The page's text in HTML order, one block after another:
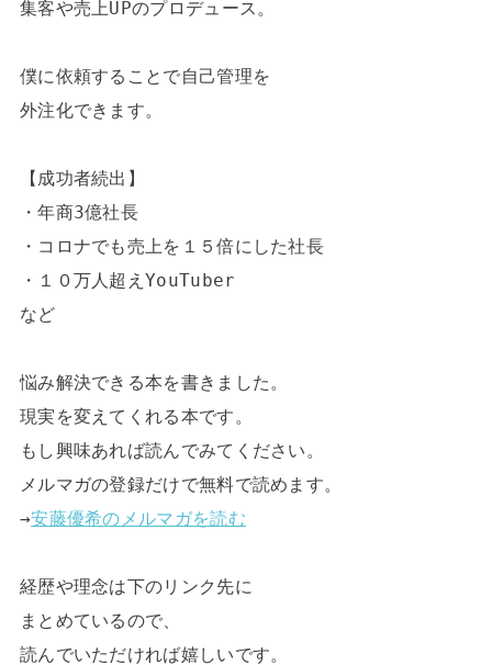
集客や売上UPのプロデュース。
僕に依頼することで自己管理を
外注化できます。
【成功者続出】
・年商3億社長
・コロナでも売上を１５倍にした社長
・１０万人超えYouTuber
など
悩み解決できる本を書きました。
現実を変えてくれる本です。
もし興味あれば読んでみてください。
メルマガの登録だけで無料で読めます。
→安藤優希のメルマガを読む
経歴や理念は下のリンク先に
まとめているので、
読んでいただければ嬉しいです。